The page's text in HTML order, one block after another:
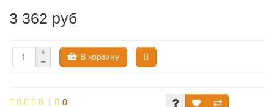
3 362 руб
В корзину
0